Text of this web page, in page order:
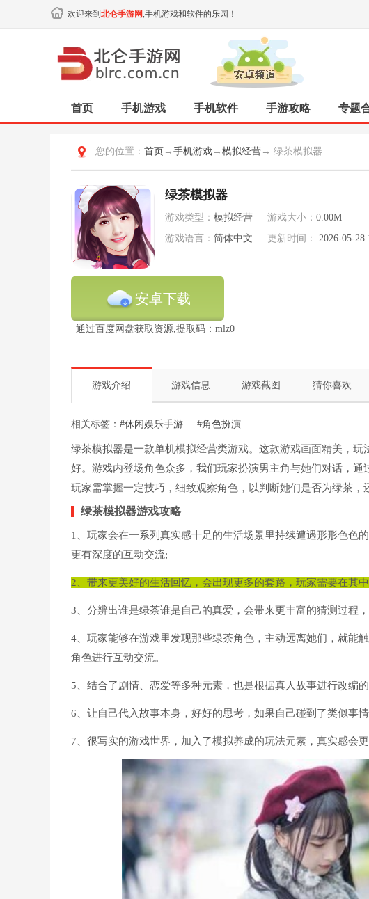
欢迎来到 北仑手游网,手机游戏和软件的乐园！
首页 手机游戏 手机软件 手游攻略 专题
您的位置： 首页 → 手机游戏 → 模拟经营 → 绿茶模拟器
绿茶模拟器
游戏类型： 模拟经营 游戏大小： 0.00M
游戏语言： 简体中文 更新时间： 2026-05-28
安卓下载
通过百度网盘获取资源,提取码：mlz0
游戏介绍 游戏信息 游戏截图 猜你喜欢
相关标签： #休闲娱乐手游 #角色扮演
绿茶模拟器是一款单机模拟经营类游戏。这款游戏画面精美，
好。游戏内登场角色众多，我们玩家扮演男主角与她们对话，通
玩家需掌握一定技巧，细致观察角色，以判断她们是否为绿茶，
绿茶模拟器游戏攻略
1、玩家会在一系列真实感十足的生活场景里持续遭遇形形色色
更有深度的互动交流;
2、带来更美好的生活回忆，会出现更多的套路，玩家需要在其
3、分辨出谁是绿茶谁是自己的真爱，会带来更丰富的猜测过程
4、玩家能够在游戏里发现那些绿茶角色，主动远离她们，就能
角色进行互动交流。
5、结合了剧情、恋爱等多种元素，也是根据真人故事进行改编
6、让自己代入故事本身，好好的思考，如果自己碰到了类似事
7、很写实的游戏世界，加入了模拟养成的玩法元素，真实感会